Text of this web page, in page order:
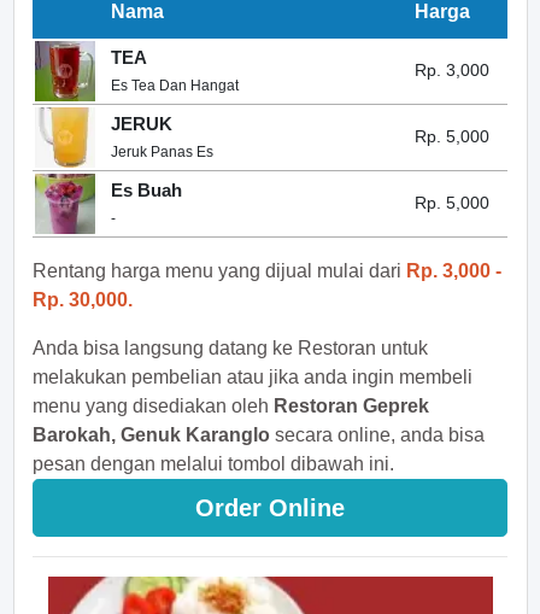
Nama Harga
TEA
Es Tea Dan Hangat
Rp. 3,000
JERUK
Jeruk Panas Es
Rp. 5,000
Es Buah
-
Rp. 5,000
Rentang harga menu yang dijual mulai dari Rp. 3,000 -
Rp. 30,000.
Anda bisa langsung datang ke Restoran untuk
melakukan pembelian atau jika anda ingin membeli
menu yang disediakan oleh Restoran Geprek
Barokah, Genuk Karanglo secara online, anda bisa
pesan dengan melalui tombol dibawah ini.
Order Online